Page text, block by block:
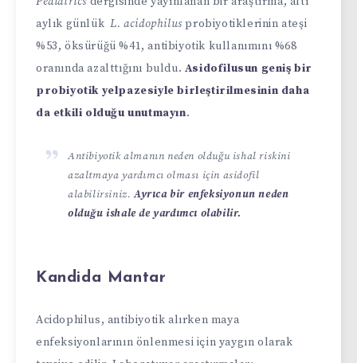
aylık günlükL. acidophilus probiyotiklerinin ateşi
%53, öksürüğü %41, antibiyotik kullanımını %68
oranında azalttığını buldu. Asidofilusun geniş bir
probiyotik yelpazesiyle birleştirilmesinin daha
da etkili olduğu unutmayın.
Antibiyotik almanın neden olduğu ishal riskini
azaltmaya yardımcı olması için asidofil
alabilirsiniz. Ayrıca bir enfeksiyonun neden
olduğu ishale de yardımcı olabilir.
Kandida Mantar
Acidophilus, antibiyotik alırken maya
enfeksiyonlarının önlenmesi için yaygın olarak